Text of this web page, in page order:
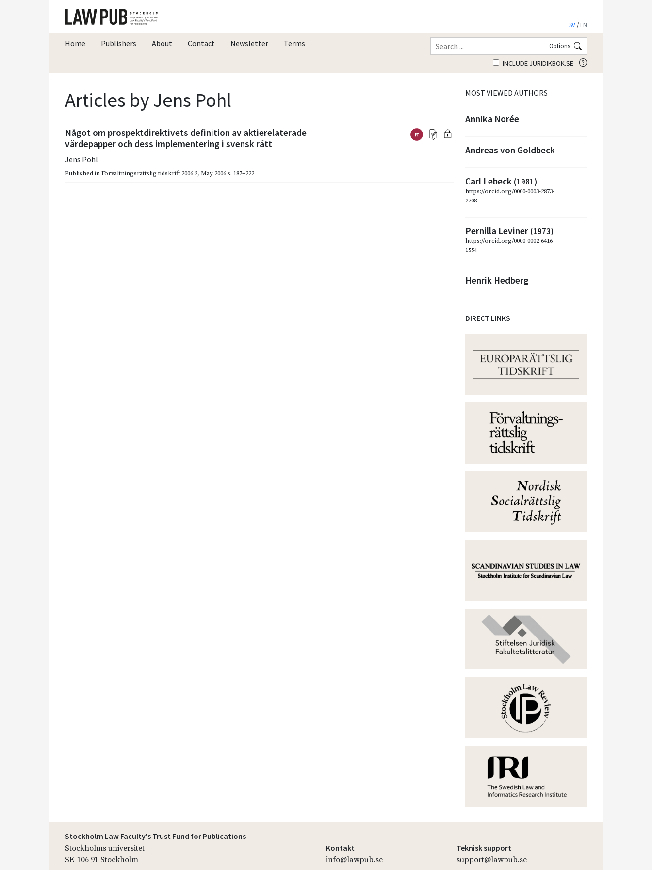
SV /EN
Home Publishers About Contact Newsletter Terms Options
INCLUDE JURIDIKBOK.SE
Articles by Jens Pohl
Något om prospektdirektivets definition av aktierelaterade
värdepapper och dess implementering i svensk rätt
Jens Pohl
Published inFörvaltningsrättslig tidskrift 2006 2, May 2006s. 187–222
MOST VIEWED AUTHORS
Annika Norée
Andreas von Goldbeck
Carl Lebeck (1981)
https://orcid.org/0000-0003-2873-
2708
Pernilla Leviner (1973)
https://orcid.org/0000-0002-6416-
1554
Henrik Hedberg
DIRECT LINKS
Stockholm Law Faculty's Trust Fund for Publications
Stockholms universitet
SE-106 91 Stockholm
Kontakt
info@lawpub.se
Teknisk support
support@lawpub.se